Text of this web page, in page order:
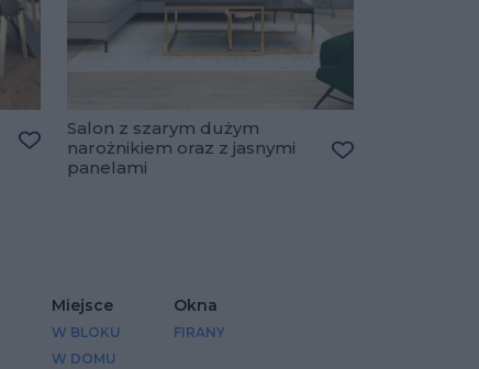
Dodaj do ulubionych
Salon z szarym dużym
narożnikiem oraz z jasnymi
panelami
Miejsce
W BLOKU
W DOMU
Okna
FIRANY